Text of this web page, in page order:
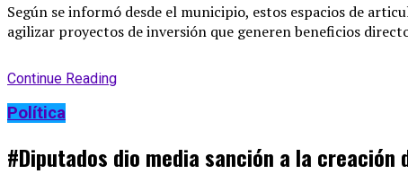
Según se informó desde el municipio, estos espacios de
agilizar proyectos de inversión que generen beneficios
Continue Reading
Política
#Diputados dio media sanción a la creación